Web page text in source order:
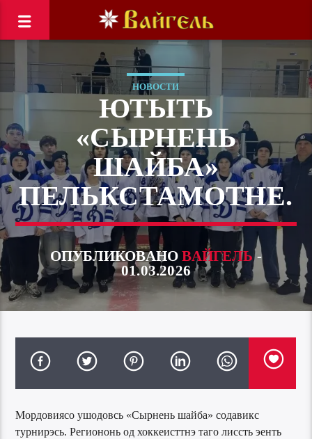
НОВОСТИ
ЮТЫТЬ
«СЫРНЕНЬ
ШАЙБА»
ПЕЛЬКСТАМОТНЕ.
ОПУБЛИКОВАНОВАЙГЕЛЬ-
01.03.2026
Мордовиясо ушодовсь «Сырнень шайба» содавикс
турнирэсь. Региононь од хоккеисттнэ таго лиссть эенть